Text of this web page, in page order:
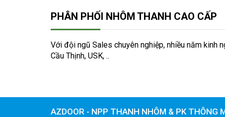
PHÂN PHỐI NHÔM THANH CAO CẤP
Với đội ngũ Sales chuyên nghiệp, nhiều năm kinh
Cầu Thịnh, USK, ..
AZDOOR - NPP THANH NHÔM & PK THÔNG